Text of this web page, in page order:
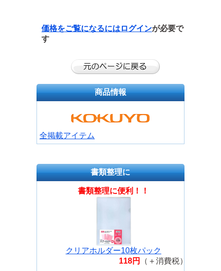
価格をご覧になるには ログインが必要で
す
商品情報
全掲載アイテム
書類整理に
書類整理に便利！！
クリアホルダー10枚パック
118円
（＋消費税）